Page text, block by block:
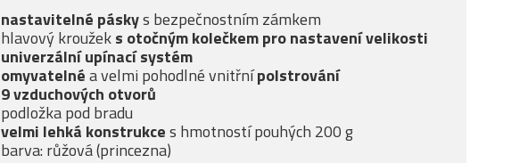
nastavitelné páskys bezpečnostním zámkem
hlavový kroužeks otočným kolečkem pro nastavení velikosti
univerzální upínací systém
omyvatelnéa velmi pohodlné vnitřnípolstrování
9 vzduchových otvorů
podložka pod bradu
velmi lehká konstrukces hmotností pouhých 200 g
barva: růžová (princezna)